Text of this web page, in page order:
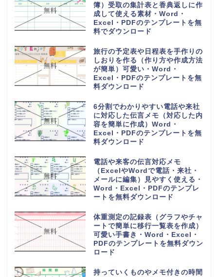
簿）受取の集計表と香典返しに作
成して使える素材・Word・
Excel・PDFのテンプレートを無
料でダウンロード
旅行の予定表や日程表を手作りの
しおりを作る（作り方や作成方法
が簡単）可愛い・Word・
Excel・PDFのテンプレートを無
料ダウンロード
6分割でわかりやすい電話や来社
に対応した伝言メモ（対応した内
容を簡単に作成）Word・
Excel・PDFのテンプレートを無
料ダウンロード
電話や来客の伝言対応メモ
（ExcelやWordで電話・来社・
メールに編集）見やすく使える・
Word・Excel・PDFのテンプレ
ートを無料ダウンロード
体重測定の記録表（グラフやチャ
ートで簡単に移行一覧表を作成）
可愛い手書き・Word・Excel・
PDFのテンプレートを無料ダウン
ロード
持っていくものやメモ付きの時間